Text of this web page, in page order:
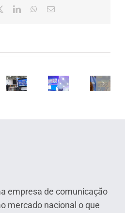
LinkedInWhatsApp
E-
Aeroporto
Galeão
Amgen
–
–
empresa de comunicação
mercado nacional o que